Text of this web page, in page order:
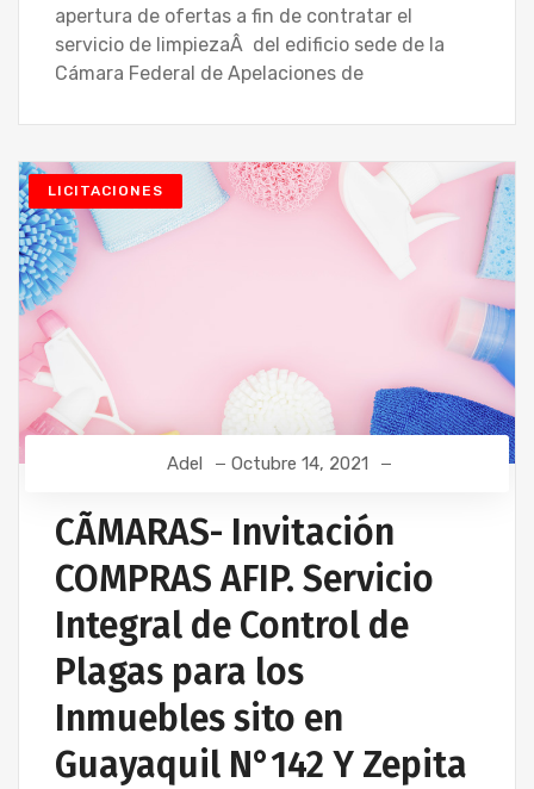
apertura de ofertas a fin de contratar el
servicio de limpiezaÂ del edificio sede de la
Cámara Federal de Apelaciones de
LICITACIONES
Adel Octubre 14, 2021
CÃMARAS- Invitación
COMPRAS AFIP. Servicio
Integral de Control de
Plagas para los
Inmuebles sito en
Guayaquil N°142 Y Zepita